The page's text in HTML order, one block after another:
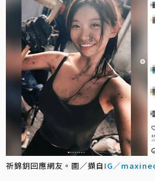
祈錦鈅回應網友。圖／擷自 IG／